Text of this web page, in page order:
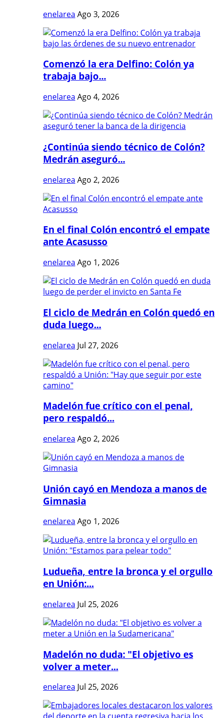
enelarea Ago 3, 2026
Comenzó la era Delfino: Colón ya
trabaja bajo...
enelarea Ago 4, 2026
¿Continúa siendo técnico de Colón?
Medrán aseguró...
enelarea Ago 2, 2026
En el final Colón encontró el empate
ante Acasusso
enelarea Ago 1, 2026
El ciclo de Medrán en Colón quedó en
duda luego...
enelarea Jul 27, 2026
Madelón fue crítico con el penal,
pero respaldó...
enelarea Ago 2, 2026
Unión cayó en Mendoza a manos de
Gimnasia
enelarea Ago 1, 2026
Ludueña, entre la bronca y el orgullo
en Unión:...
enelarea Jul 25, 2026
Madelón no duda: "El objetivo es
volver a meter...
enelarea Jul 25, 2026